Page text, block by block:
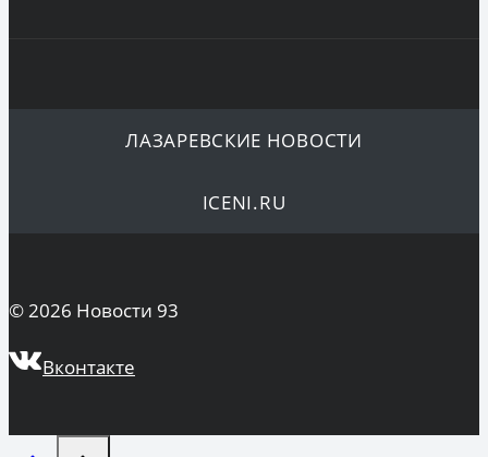
ЛАЗАРЕВСКИЕ НОВОСТИ
ICENI.RU
© 2026 Новости 93
Вконтакте